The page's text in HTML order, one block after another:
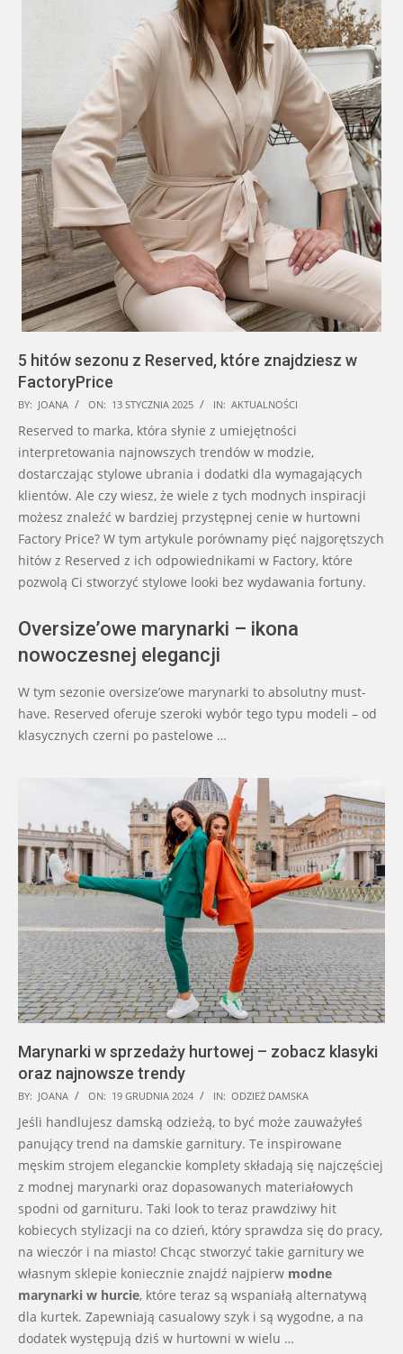
5 hitów sezonu z Reserved, które znajdziesz w
FactoryPrice
2025-
01-
13
BY: JOANA ON: 13 STYCZNIA 2025 IN: AKTUALNOŚCI
Reserved to marka, która słynie z umiejętności
interpretowania najnowszych trendów w modzie,
dostarczając stylowe ubrania i dodatki dla wymagających
klientów. Ale czy wiesz, że wiele z tych modnych inspiracji
możesz znaleźć w bardziej przystępnej cenie w hurtowni
Factory Price? W tym artykule porównamy pięć najgorętszych
hitów z Reserved z ich odpowiednikami w Factory, które
pozwolą Ci stworzyć stylowe looki bez wydawania fortuny.
Oversize’owe marynarki – ikona
nowoczesnej elegancji
W tym sezonie oversize’owe marynarki to absolutny must-
have. Reserved oferuje szeroki wybór tego typu modeli – od
klasycznych czerni po pastelowe …
Marynarki w sprzedaży hurtowej – zobacz klasyki
oraz najnowsze trendy
2024-
12-
19
BY: JOANA ON: 19 GRUDNIA 2024 IN: ODZIEŻ DAMSKA
Jeśli handlujesz damską odzieżą, to być może zauważyłeś
panujący trend na damskie garnitury. Te inspirowane
męskim strojem eleganckie komplety składają się najczęściej
z modnej marynarki oraz dopasowanych materiałowych
spodni od garnituru. Taki look to teraz prawdziwy hit
kobiecych stylizacji na co dzień, który sprawdza się do pracy,
na wieczór i na miasto! Chcąc stworzyć takie garnitury we
własnym sklepie koniecznie znajdź najpierw modne
marynarki w hurcie, które teraz są wspaniałą alternatywą
dla kurtek. Zapewniają casualowy szyk i są wygodne, a na
dodatek występują dziś w hurtowni w wielu …